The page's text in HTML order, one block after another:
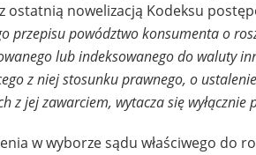
ostatnią nowelizacją Kodeksu
przepisu powództwo konsumenta o
lub indeksowanego do waluty
z niej stosunku prawnego, o
z jej zawarciem, wytacza się
w wyborze sądu właściwego do